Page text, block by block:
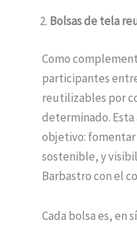
Bolsas de tela
Como
participantes
reutilizables por
determinado.
objetivo: fomentar
sostenible, y
Barbastro con el
Cada bolsa es, en